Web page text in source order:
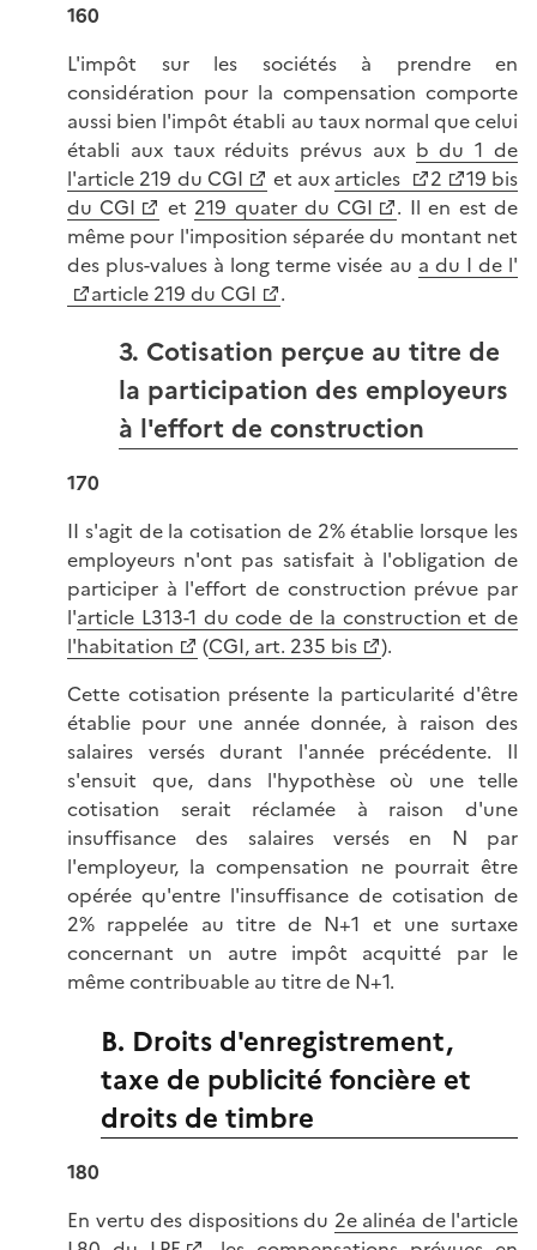
160
L'impôt sur les sociétés à prendre en
considération pour la compensation comporte
aussi bien l'impôt établi au taux normal que celui
établi aux taux réduits prévus aux b du 1 de
l'article 219 du CGI
et aux articles 2
19 bis
du CGI
et 219 quater du CGI
. Il en est de
même pour l'imposition séparée du montant net
des plus-values à long terme visée au a du I de l'
article 219 du CGI
.
3. Cotisation perçue au titre de
la participation des employeurs
à l'effort de construction
170
II s'agit de la cotisation de 2% établie lorsque les
employeurs n'ont pas satisfait à l'obligation de
participer à l'effort de construction prévue par
l'article L313-1 du code de la construction et de
l'habitation
(CGI, art. 235 bis
).
Cette cotisation présente la particularité d'être
établie pour une année donnée, à raison des
salaires versés durant l'année précédente. Il
s'ensuit que, dans l'hypothèse où une telle
cotisation serait réclamée à raison d'une
insuffisance des salaires versés en N par
l'employeur, la compensation ne pourrait être
opérée qu'entre l'insuffisance de cotisation de
2% rappelée au titre de N+1 et une surtaxe
concernant un autre impôt acquitté par le
même contribuable au titre de N+1.
B. Droits d'enregistrement,
taxe de publicité foncière et
droits de timbre
180
En vertu des dispositions du 2e alinéa de l'article